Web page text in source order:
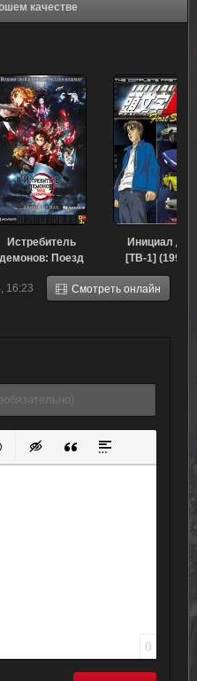
Экстра-стадия (2001) в хорошем качестве
16:23 Смотреть онлайн
Истребитель
демонов: Поезд
«Бесконечный»
(2020)
Инициал Ди
[ТВ-1] (1998)
защищенную ссылку
смайлик
Вставка скрытого текста
Вставка цитаты
Вставка спойлера
0